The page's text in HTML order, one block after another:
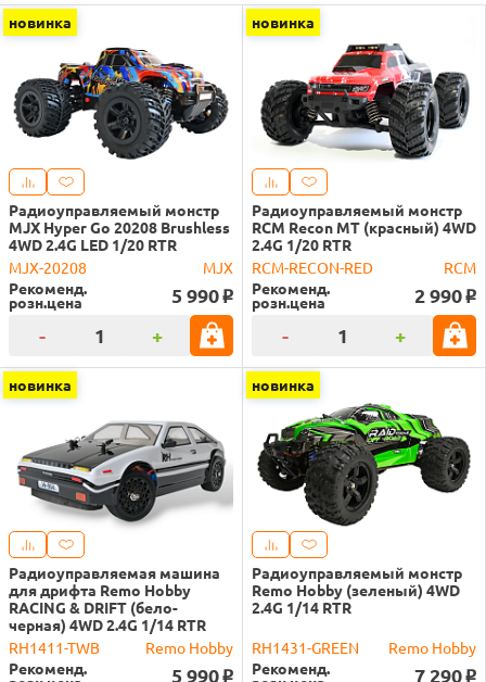
новинка
Радиоуправляемый монстр
MJX Hyper Go 20208 Brushless
4WD 2.4G LED 1/20 RTR
MJX-20208
MJX
Рекоменд.
розн.цена 5 990 o
- +
новинка
Радиоуправляемый монстр
RCM Recon MT (красный) 4WD
2.4G 1/20 RTR
RCM-RECON-RED
RCM
Рекоменд.
розн.цена 2 990 o
- +
новинка
Радиоуправляемая машина
для дрифта Remo Hobby
RACING & DRIFT (бело-
черная) 4WD 2.4G 1/14 RTR
RH1411-TWB
Remo Hobby
Рекоменд.
5 990 o
новинка
Радиоуправляемый монстр
Remo Hobby (зеленый) 4WD
2.4G 1/14 RTR
RH1431-GREEN
Remo Hobby
Рекоменд.
7 290 o